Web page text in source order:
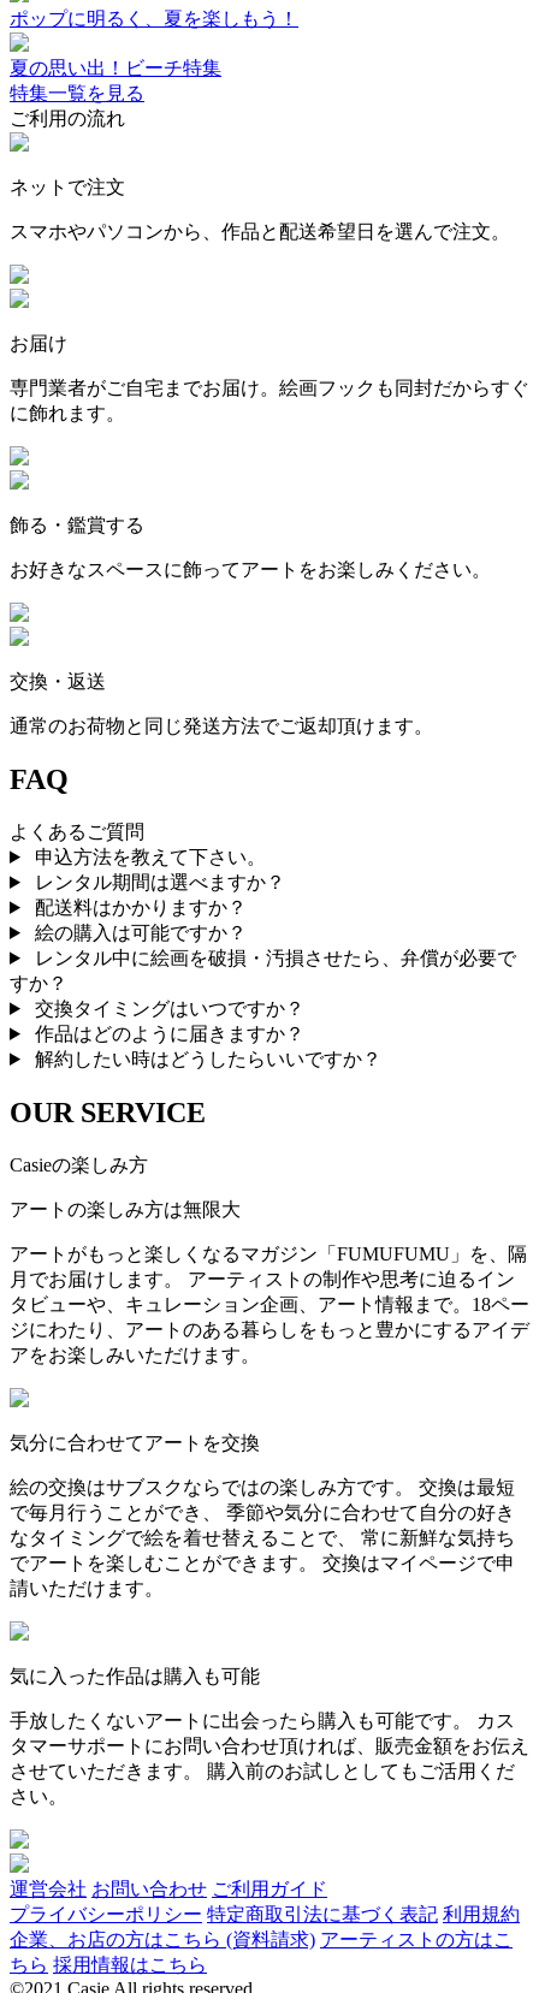
ポップに明るく、夏を楽しもう！
夏の思い出！ビーチ特集
特集一覧を見る
ご利用の流れ
ネットで注文
スマホやパソコンから、作品と配送希望日を選んで注文。
お届け
専門業者がご自宅までお届け。絵画フックも同封だからすぐ
に飾れます。
飾る・鑑賞する
お好きなスペースに飾ってアートをお楽しみください。
交換・返送
通常のお荷物と同じ発送方法でご返却頂けます。
FAQ
よくあるご質問
申込方法を教えて下さい。
レンタル期間は選べますか？
配送料はかかりますか？
絵の購入は可能ですか？
レンタル中に絵画を破損・汚損させたら、弁償が必要で
すか？
交換タイミングはいつですか？
作品はどのように届きますか？
解約したい時はどうしたらいいですか？
OUR SERVICE
Casieの楽しみ方
アートの楽しみ方は無限大
アートがもっと楽しくなるマガジン「FUMUFUMU」を、隔
月でお届けします。 アーティストの制作や思考に迫るイン
タビューや、キュレーション企画、アート情報まで。18ペー
ジにわたり、アートのある暮らしをもっと豊かにするアイデ
アをお楽しみいただけます。
気分に合わせてアートを交換
絵の交換はサブスクならではの楽しみ方です。 交換は最短
で毎月行うことができ、 季節や気分に合わせて自分の好き
なタイミングで絵を着せ替えることで、 常に新鮮な気持ち
でアートを楽しむことができます。 交換はマイページで申
請いただけます。
気に入った作品は購入も可能
手放したくないアートに出会ったら購入も可能です。 カス
タマーサポートにお問い合わせ頂ければ、販売金額をお伝え
させていただきます。 購入前のお試しとしてもご活用くだ
さい。
運営会社 お問い合わせ ご利用ガイド
プライバシーポリシー 特定商取引法に基づく表記 利用規約
企業、お店の方はこちら (資料請求) アーティストの方はこ
ちら 採用情報はこちら
©2021 Casie All rights reserved.